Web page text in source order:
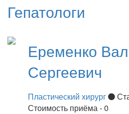
Гепатологи
Еременко
Сергеевич
Пластический хирург
Стоимость приёма - 0